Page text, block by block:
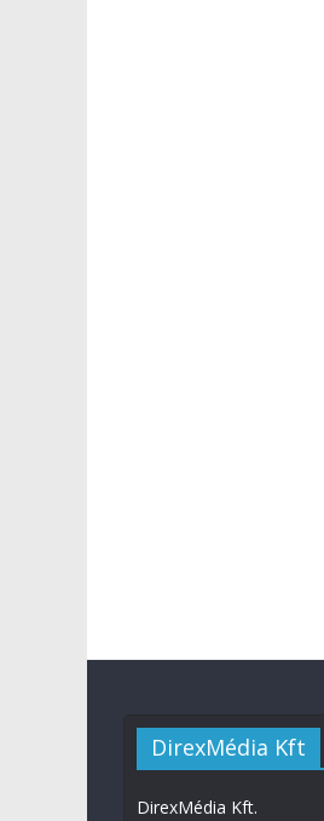
DirexMédia Kft
DirexMédia Kft.